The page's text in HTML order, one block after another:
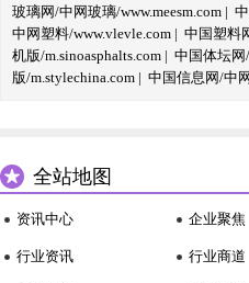
玻璃网/中网玻璃/www.meesm.com |
中网塑料/www.vlevle.com | 中国塑料
机版/m.sinoasphalts.com | 中国体坛
版/m.stylechina.com | 中国信息网/中
全站地图
资讯中心
行业资讯
企业聚焦
行业商道